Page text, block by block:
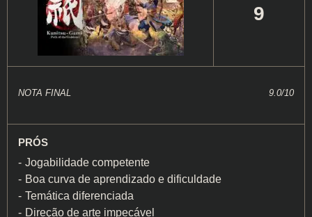
9
NOTA FINAL 9.0/10
PRÓS
Jogabilidade competente
Boa curva de aprendizado e dificuldade
Temática diferenciada
Direção de arte impecável